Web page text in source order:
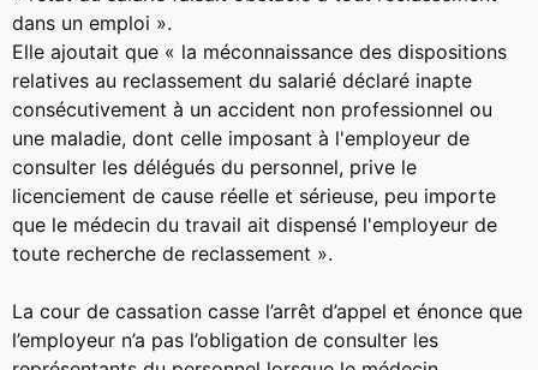
dans un emploi ».
Elle ajoutait que « la méconnaissance des dispositions
relatives au reclassement du salarié déclaré inapte
consécutivement à un accident non professionnel ou
une maladie, dont celle imposant à l'employeur de
consulter les délégués du personnel, prive le
licenciement de cause réelle et sérieuse, peu importe
que le médecin du travail ait dispensé l'employeur de
toute recherche de reclassement ».
La cour de cassation casse l’arrêt d’appel et énonce que
l’employeur n’a pas l’obligation de consulter les